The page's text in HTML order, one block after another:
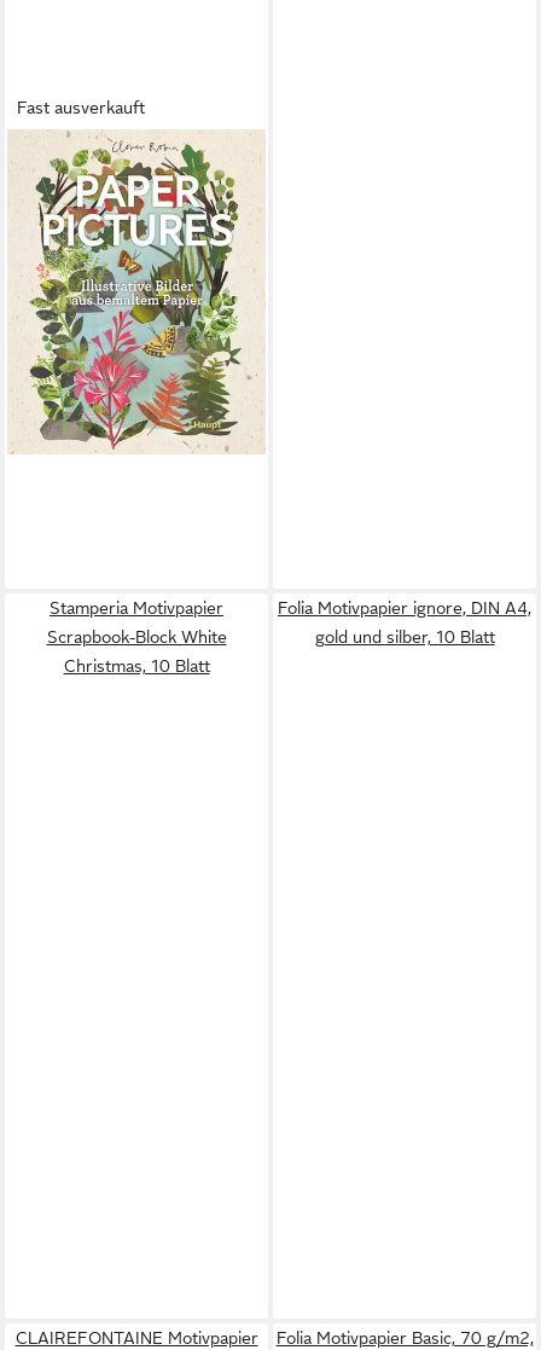
Fast ausverkauft
HAUPT VERLAG
Paper Pictures / Clover Robin
24,90 €
lieferbar - in 2-3 Werktagen bei dir
Stamperia Motivpapier
Scrapbook-Block White
Christmas, 10 Blatt
Folia Motivpapier ignore, DIN A4,
gold und silber, 10 Blatt
CLAIREFONTAINE Motivpapier
Folia Motivpapier Basic, 70 g/m2,